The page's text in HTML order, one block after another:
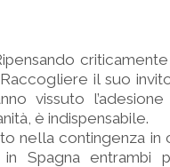
il suo
vissuto
è indispensabile.
nella contingenza in
Spagna entrambi